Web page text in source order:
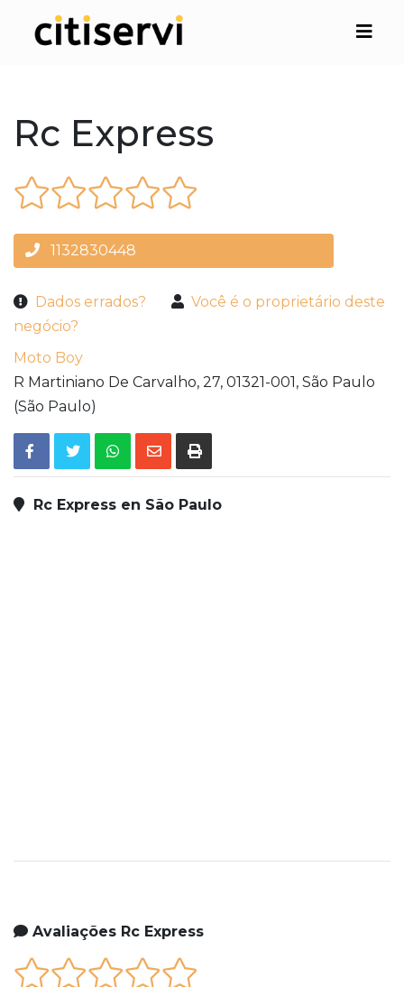
Rc Express
1132830448
Dados errados?
Você é o proprietário deste
negócio?
Moto Boy
R Martiniano De Carvalho, 27, 01321-001, São Paulo
(São Paulo)
Rc Express en São Paulo
Avaliações Rc Express